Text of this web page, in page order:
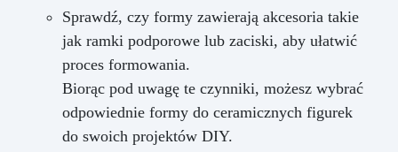
Sprawdź, czy formy zawierają akcesoria takie
jak ramki podporowe lub zaciski, aby ułatwić
proces formowania.
Biorąc pod uwagę te czynniki, możesz wybrać
odpowiednie formy do ceramicznych figurek
do swoich projektów DIY.